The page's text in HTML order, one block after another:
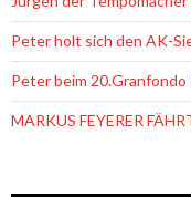
Peter holt sich den AK-
Peter beim 20.Granfondo
MARKUS FEYERER